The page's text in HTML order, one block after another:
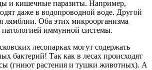
и кишечные паразиты. Например,
даже в водопроводной воде. Другой
лямблии. Оба этих микроорганизма
иммунной системы.
лесопарках могут содержать
бактерий! Так как в лесах происходят
(гниют растения и тушки животных). А